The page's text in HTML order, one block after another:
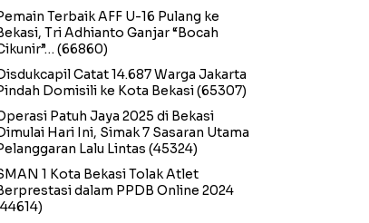
Terbaik AFF U-16 Pulang ke
Tri Adhianto Ganjar “Bocah
(66860)
Catat 14.687 Warga Jakarta
Domisili ke Kota Bekasi(65307)
Patuh Jaya 2025 di Bekasi
Hari Ini, Simak 7 Sasaran Utama
Lalu Lintas (45324)
1 Kota Bekasi Tolak Atlet
dalam PPDB Online 2024